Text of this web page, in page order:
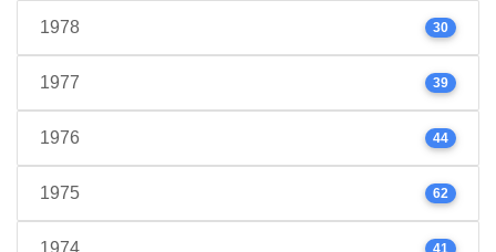
1978 30
1977 39
1976 44
1975 62
1974 41